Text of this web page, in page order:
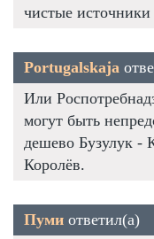
чистые источники
Portugalskaja
Или
могут быть
дешево Бузулук -
Королёв.
Пуми ответил(а)